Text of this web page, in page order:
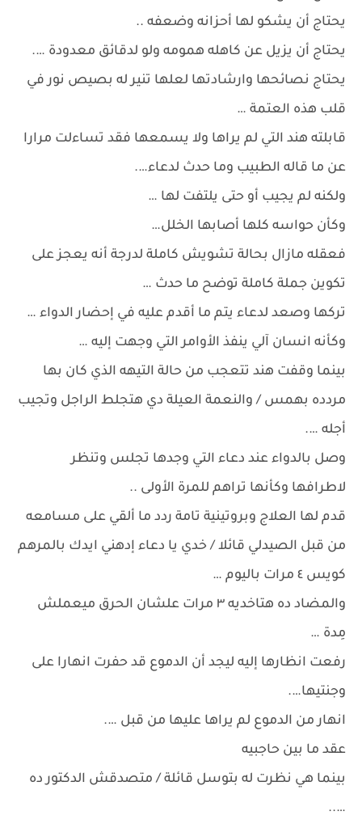
يحتاج أن يشكو لها أحزانه وضعفه ..
يحتاج أن يزيل عن كاهله همومه ولو لدقائق معدودة ….
يحتاج نصائحها وارشادتها لعلها تنير له بصيص نور في
قلب هذه العتمة …
قابلته هند التي لم يراها ولا يسمعها فقد تساءلت مرارا
عن ما قاله الطبيب وما حدث لدعاء….
ولكنه لم يجيب أو حتى يلتفت لها …
وكأن حواسه كلها أصابها الخلل…
فعقله مازال بحالة تشويش كاملة لدرجة أنه يعجز على
تكوين جملة كاملة توضح ما حدث …
تركها وصعد لدعاء يتم ما أقدم عليه في إحضار الدواء …
وكأنه انسان آلي ينفذ الأوامر التي وجهت إليه …
بينما وقفت هند تتعجب من حالة التيهه الذي كان بها
مردده بهمس / والنعمة العيلة دي هتجلط الراجل وتجيب
أجله ….
وصل بالدواء عند دعاء التي وجدها تجلس وتنظر
لاطرافها وكأنها تراهم للمرة الأولى ..
قدم لها العلاج وبروتينية تامة ردد ما ألقي على مسامعه
من قبل الصيدلي قائلا / خدي يا دعاء إدهني ايدك بالمرهم
كويس ٤ مرات باليوم …
والمضاد ده هتاخديه ٣ مرات علشان الحرق ميعملش
مِدة …
رفعت انظارها إليه ليجد أن الدموع قد حفرت انهارا على
وجنتيها….
انهار من الدموع لم يراها عليها من قبل ….
عقد ما بين حاجبيه
بينما هي نظرت له بتوسل قائلة / متصدقش الدكتور ده
…..